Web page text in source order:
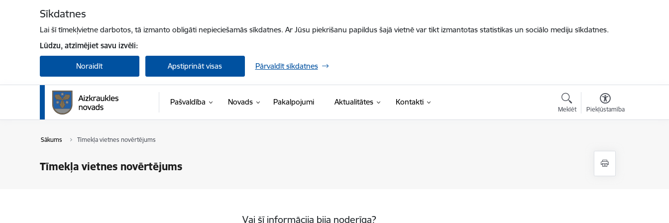
Sīkdatnes
Lai šī tīmekļvietne darbotos, tā izmanto obligāti nepieciešamās sīkdatnes. Ar Jūsu piekrišanu papildus šajā vietnē var tikt izmantotas statistikas un sociālo mediju sīkdatnes.
Lūdzu, atzīmējiet savu izvēli:
Noraidīt Apstiprināt visas Pārvaldīt sīkdatnes
Pašvaldība Novads Pakalpojumi Aktualitātes Kontakti
Meklēt Piekļūstamība
Sākums Tīmekļa vietnes novērtējums
Tīmekļa vietnes novērtējums
Vai šī informācija bija noderīga?